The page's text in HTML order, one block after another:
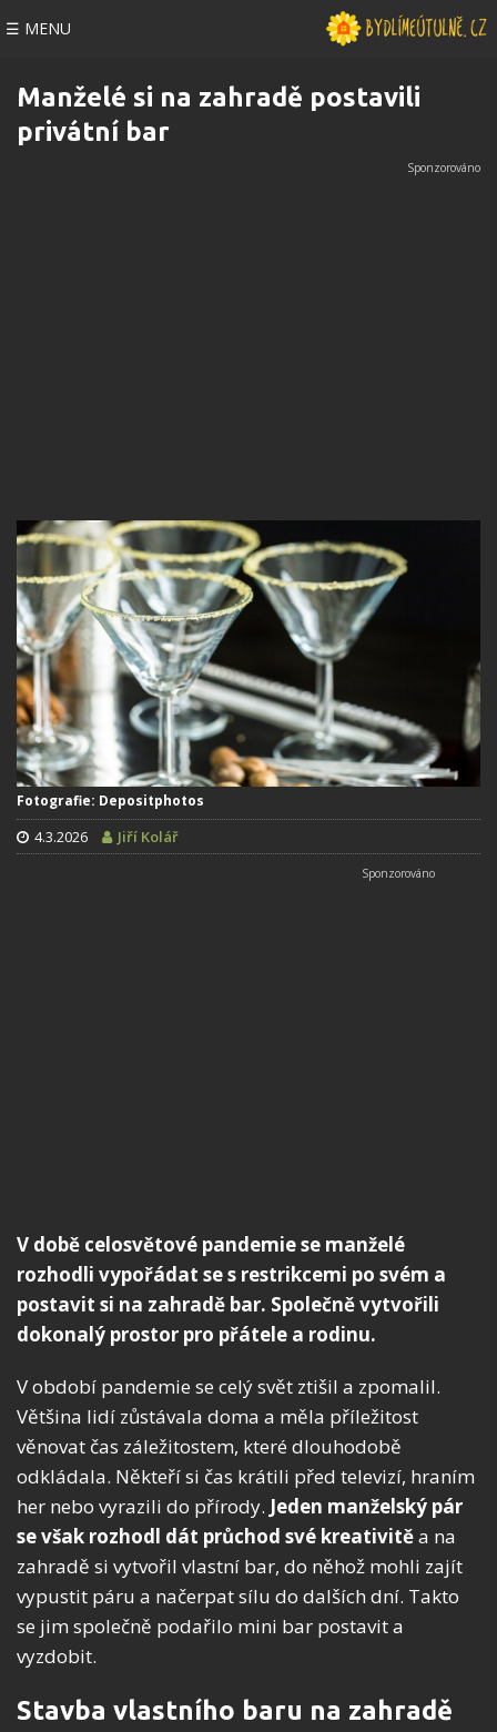
☰ MENU
Manželé si na zahradě postavili
privátní bar
Fotografie: Depositphotos
4.3.2026 Jiří Kolář
V době celosvětové pandemie se manželé
rozhodli vypořádat se s restrikcemi po svém a
postavit si na zahradě bar. Společně vytvořili
dokonalý prostor pro přátele a rodinu.
V období pandemie se celý svět ztišil a zpomalil.
Většina lidí zůstávala doma a měla příležitost
věnovat čas záležitostem, které dlouhodobě
odkládala. Někteří si čas krátili před televizí, hraním
her nebo vyrazili do přírody. Jeden manželský pár
se však rozhodl dát průchod své kreativitěa na
zahradě si vytvořil vlastní bar, do něhož mohli zajít
vypustit páru a načerpat sílu do dalších dní. Takto
se jim společně podařilo mini bar postavit a
vyzdobit.
Stavba vlastního baru na zahradě